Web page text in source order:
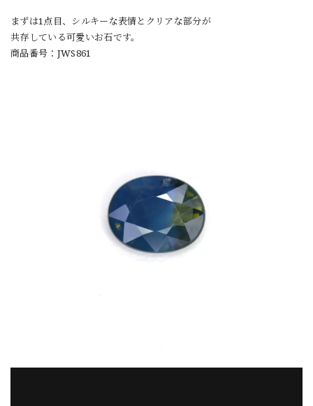
まずは1点目、シルキーな表情とクリアな部分が
共存している可愛いお石です。
商品番号：JWS861